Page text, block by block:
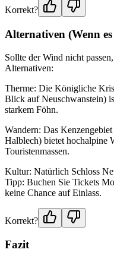
Korrekt?
Alternativen (Wenn
Sollte der Wind nicht
Alternativen:
Therme: Die Königliche
Blick auf Neuschwanstein)
starkem Föhn.
Wandern: Das
Halblech) bietet hochalpine
Touristenmassen.
Kultur: Natürlich Schloss
Tipp: Buchen Sie Tickets
keine Chance auf Einlass.
Korrekt?
Fazit